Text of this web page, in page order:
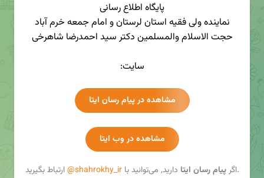
پایگاه اطلاع رسانی
نماینده ولی فقیه استان لرستان و امام جمعه خرم آباد
حجت الاسلام والمسلمین دکتر سید احمدرضا شاهرخی
سایت:
مشاهده در پیام رسان ایتا
مشاهده در وب ایتا
اگرپیام رسان ایتا دارید, می‌توانید با@shahrokhy_ir
ارتباط بگیرید.